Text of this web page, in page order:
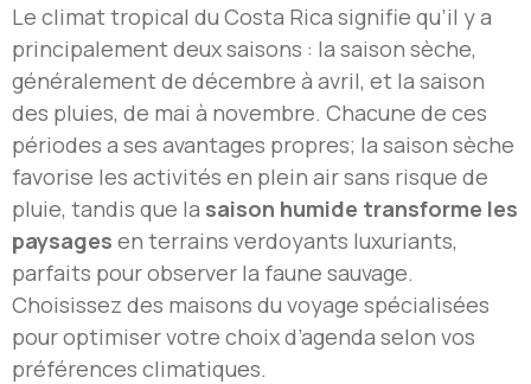
Le climat tropical du Costa Rica signifie qu’il y a
principalement deux saisons : la saison sèche,
généralement de décembre à avril, et la saison
des pluies, de mai à novembre. Chacune de ces
périodes a ses avantages propres; la saison sèche
favorise les activités en plein air sans risque de
pluie, tandis que la saison humide transforme les
paysages en terrains verdoyants luxuriants,
parfaits pour observer la faune sauvage.
Choisissez des maisons du voyage spécialisées
pour optimiser votre choix d’agenda selon vos
préférences climatiques.